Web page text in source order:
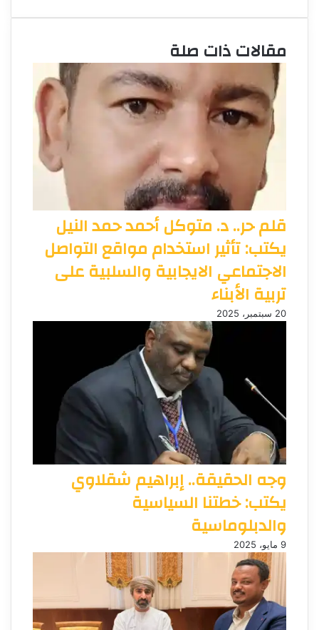
مقالات ذات صلة
قلم حر.. د. متوكل أحمد حمد النيل
يكتب: تأثير استخدام مواقع التواصل
الاجتماعي الايجابية والسلبية على
تربية الأبناء
20 سبتمبر، 2025
وجه الحقيقة.. إبراهيم شقلاوي
يكتب: خطتنا السياسية
والدبلوماسية
9 مايو، 2025